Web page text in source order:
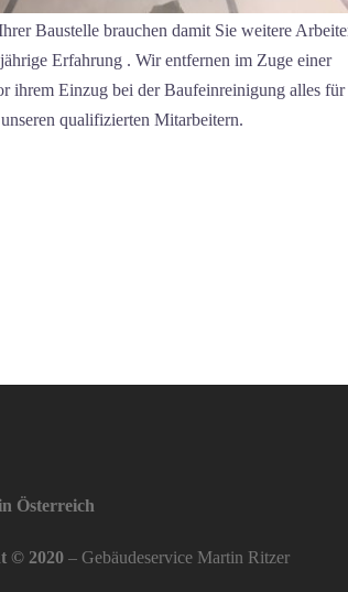
Baustelle brauchen damit Sie weitere
Erfahrung . Wir entfernen im Zuge einer
ihrem Einzug bei der Baufeinreinigung alles für
qualifizierten Mitarbeitern.
Österreich
© 2020 – Gebäudeservice Martin Ritzer